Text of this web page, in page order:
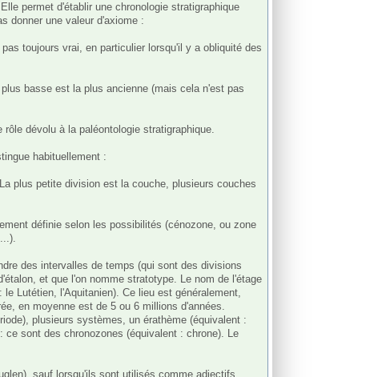
donner une valeur d'axiome :
dévolu à la paléontologie stratigraphique.
habituellement :
et que l'on nomme stratotype. Le nom de l'étage
Lutétien, l'Aquitanien). Ce lieu est généralement,
en moyenne est de 5 ou 6 millions d'années.
plusieurs systèmes, un érathème (équivalent :
sont des chronozones (équivalent : chrone). Le
sauf lorsqu'ils sont utilisés comme adjectifs